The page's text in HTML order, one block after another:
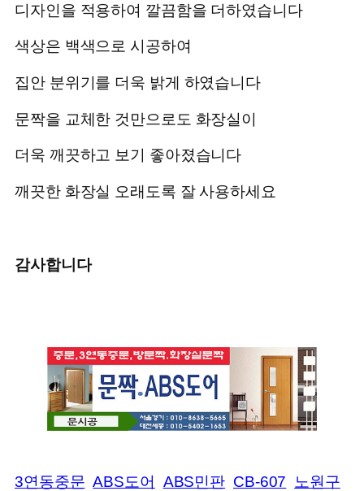
디자인을 적용하여 깔끔함을 더하였습니다
색상은 백색으로 시공하여
집안 분위기를 더욱 밝게 하였습니다
문짝을 교체한 것만으로도 화장실이
더욱 깨끗하고 보기 좋아졌습니다
깨끗한 화장실 오래도록 잘 사용하세요
감사합니다
3연동중문 ABS도어 ABS민판 CB-607
노원구